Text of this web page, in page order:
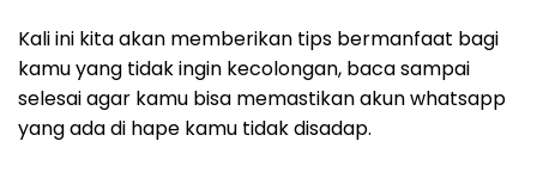
Kali ini kita akan memberikan tips bermanfaat bagi
kamu yang tidak ingin kecolongan, baca sampai
selesai agar kamu bisa memastikan akun whatsapp
yang ada di hape kamu tidak disadap.